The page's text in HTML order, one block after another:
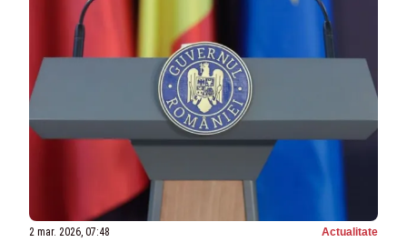
2 mar. 2026, 07:48 Actualitate